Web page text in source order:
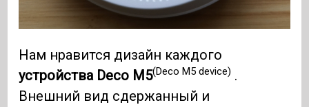
Нам нравится дизайн каждого
устройства Deco M5(Deco M5 device) .
Внешний вид сдержанный и